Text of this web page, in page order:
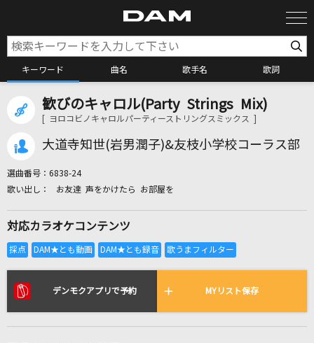
キーワード 曲名 歌手名 歌詞
カラオケ検索
カラオケ店舗検索
全国りれき
リアルタイムで歌われている曲の一覧
歓びのキャロル(Party Strings Mix)
[ ヨロコビノキャロルパーティーストリングスミックス ]
大道寺知世(岩男潤子)&友枝小学校コーラス部
選曲番号： 6838-24
お友達 声をかけたら お部屋を
対応カラオケコンテンツ
デンモクアプリで予約 MYリスト保存